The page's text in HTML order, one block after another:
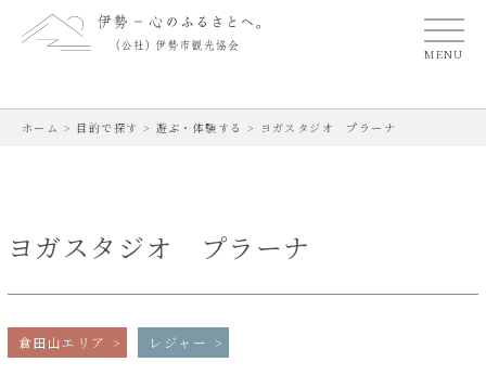
MENU
ホーム > 目的で探す > 遊ぶ・体験する > ヨガスタジオ プラーナ
ヨガスタジオ プラーナ
倉田山エリア レジャー